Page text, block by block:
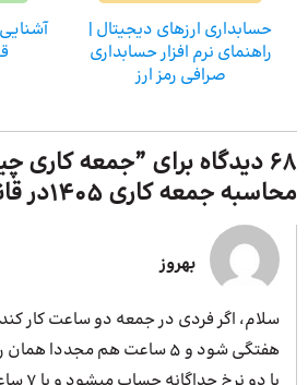
حسابداری ارزهای دیجیتال |
راهنمای نرم افزار حسابداری
صرافی رمز ارز
68 دیدگاه برای ”
جمعه کاری
محاسبه جمعه کاری 1405در قانون کار
بهروز
هفتگی شود و ۵ ساعت هم مجددا